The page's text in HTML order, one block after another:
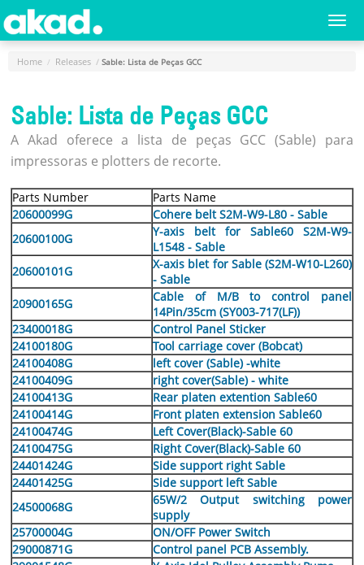
Menu
Principal
A
Empresa
Produtos
Novidades
e
Releases
Login
Cadastro
Fale
Conosco
Home Releases Sable: Lista de Peças GCC
Sable: Lista de Peças GCC
A Akad oferece a lista de peças GCC (Sable) para
impressoras e plotters de recorte.
Parts Number
Parts Name
20600099G
Cohere belt S2M-W9-L80 - Sable
20600100G
Y-axis belt for Sable60 S2M-W9-
L1548 - Sable
20600101G
X-axis blet for Sable (S2M-W10-L260)
- Sable
20900165G
Cable of M/B to control panel
14Pin/35cm (SY003-717(LF))
23400018G
Control Panel Sticker
24100180G
Tool carriage cover (Bobcat)
24100408G
left cover (Sable) -white
24100409G
right cover(Sable) - white
24100413G
Rear platen extention Sable60
24100414G
Front platen extension Sable60
24100474G
Left Cover(Black)-Sable 60
24100475G
Right Cover(Black)-Sable 60
24401424G
Side support right Sable
24401425G
Side support left Sable
24500068G
65W/2 Output switching power
supply
25700004G
ON/OFF Power Switch
29000871G
Control panel PCB Assembly.